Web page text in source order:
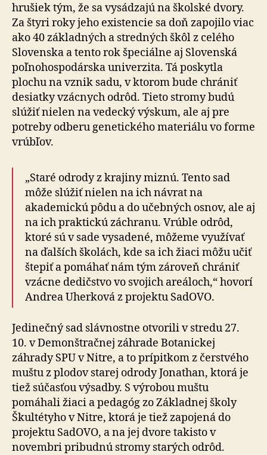
hrušiek tým, že sa vysádzajú na školské dvory.
Za štyri roky jeho existencie sa doň zapojilo viac
ako 40 základných a stredných škôl z celého
Slovenska a tento rok špeciálne aj Slovenská
poľnohospodárska univerzita. Tá poskytla
plochu na vznik sadu, v ktorom bude chrániť
desiatky vzácnych odrôd. Tieto stromy budú
slúžiť nielen na vedecký výskum, ale aj pre
potreby odberu genetického materiálu vo forme
vrúbľov.
„Staré odrody z krajiny miznú. Tento sad
môže slúžiť nielen na ich návrat na
akademickú pôdu a do učebných osnov, ale aj
na ich praktickú záchranu. Vrúble odrôd,
ktoré sú v sade vysadené, môžeme využívať
na ďalších školách, kde sa ich žiaci môžu učiť
štepiť a pomáhať nám tým zároveň chrániť
vzácne dedičstvo vo svojich areáloch,“ hovorí
Andrea Uherková z projektu SadOVO.
Jedinečný sad slávnostne otvorili v stredu 27.
10. v Demonštračnej záhrade Botanickej
záhrady SPU v Nitre, a to prípitkom z čerstvého
muštu z plodov starej odrody Jonathan, ktorá je
tiež súčasťou výsadby. S výrobou muštu
pomáhali žiaci a pedagóg zo Základnej školy
Škultétyho v Nitre, ktorá je tiež zapojená do
projektu SadOVO, a na jej dvore takisto v
novembri pribudnú stromy starých odrôd.